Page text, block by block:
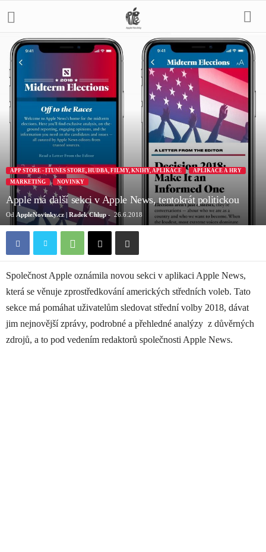
APP STORE - ITUNES STORE, HUDBA, FILMY, KNIHY, APLIKACE
APLIKACE A HRY
MARKETING
NOVINKY
Apple má další sekci v Apple News, tentokrát politickou
Od AppleNovinky.cz | Radek Chlup- 26.6.2018
Společnost Apple oznámila novou sekci v aplikaci Apple News,
která se věnuje zprostředkování amerických středních voleb. Tato
sekce má pomáhat uživatelům sledovat střední volby 2018, dávat
jim nejnovější zprávy, podrobné a přehledné analýzy z důvěrných
zdrojů, a to pod vedením redaktorů společnosti Apple News.